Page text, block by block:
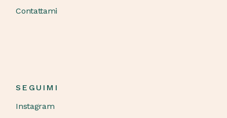
Contattami
SEGUIMI
Instagram